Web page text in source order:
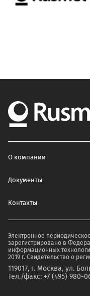
О компании
Документы
Контакты
Электронное
зарегистрировано в
информационных
2019 г. Свидетельство о
119017, г. Москва, ул.
Тел./факс: +7 (495) 980-